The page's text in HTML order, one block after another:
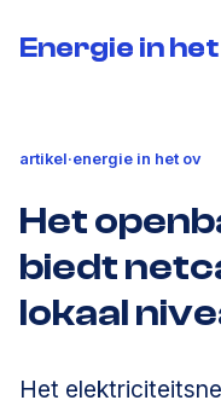
Energie in het
Energie in het
artikel·energie in het ov
Het
biedt
lokaal
Het